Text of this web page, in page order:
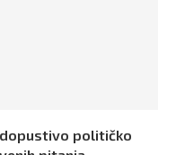
političko